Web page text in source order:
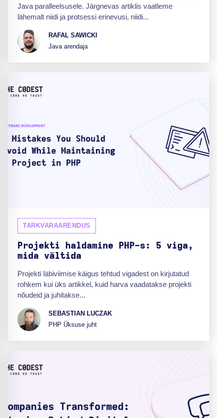
Java paralleelsusele. Järgnevas artiklis vaatleme
lähemalt niidi ja protsessi erinevusi, niidi...
RAFAL SAWICKI
Java arendaja
TARKVARAARENDUS
Projekti haldamine PHP-s: 5 viga,
mida vältida
Projekti läbiviimise käigus tehtud vigadest on kirjutatud
rohkem kui üks artikkel, kuid harva vaadatakse projekti
nõudeid ja juhitakse...
SEBASTIAN LUCZAK
PHP Üksuse juht